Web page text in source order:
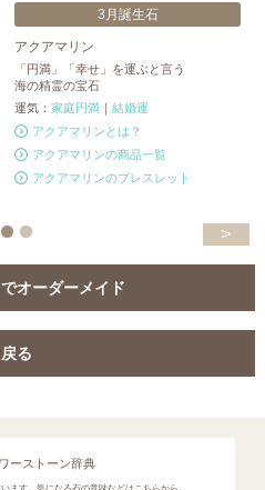
3月誕生石
アクアマリン
「円満」「幸せ」を運ぶと言う
海の精霊の宝石
運気：家庭円満 ｜結婚運
アクアマリンとは？
アクアマリンの商品一覧
アクアマリンのブレスレット
>
オーダーメイド
戻る
ーストーン辞典